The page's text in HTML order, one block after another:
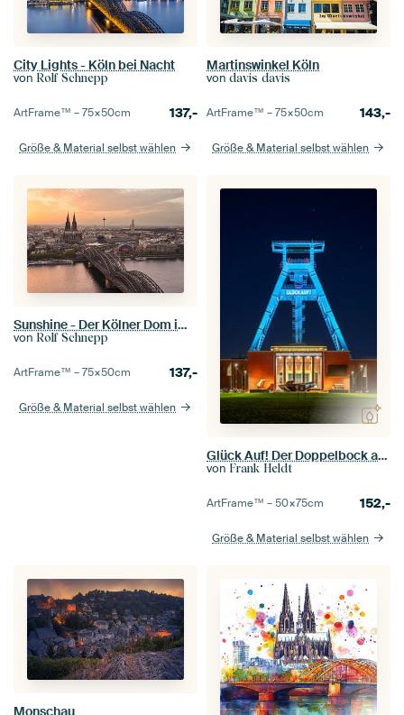
City Lights - Köln bei Nacht
von Rolf Schnepp
ArtFrame™ –75×50cm 137,-
Größe & Material selbst wählen
Martinswinkel Köln
von davis davis
ArtFrame™ –75×50cm 143,-
Größe & Material selbst wählen
Sunshine - Der Kölner Dom im Sonnenuntergang
von Rolf Schnepp
ArtFrame™ –75×50cm 137,-
Größe & Material selbst wählen
Glück Auf! Der Doppelbock am Deutschen Bergbaumuseum
von Frank Heldt
ArtFrame™ –50×75cm 152,-
Größe & Material selbst wählen
Monschau